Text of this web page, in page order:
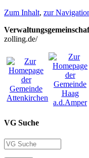
Zum Inhalt, zur
zolling.de/
VG Suche